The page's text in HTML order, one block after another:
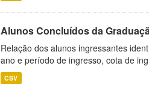
Alunos Concluídos da
Relação dos alunos ingressantes
ano e período de ingresso, cota de
CSV